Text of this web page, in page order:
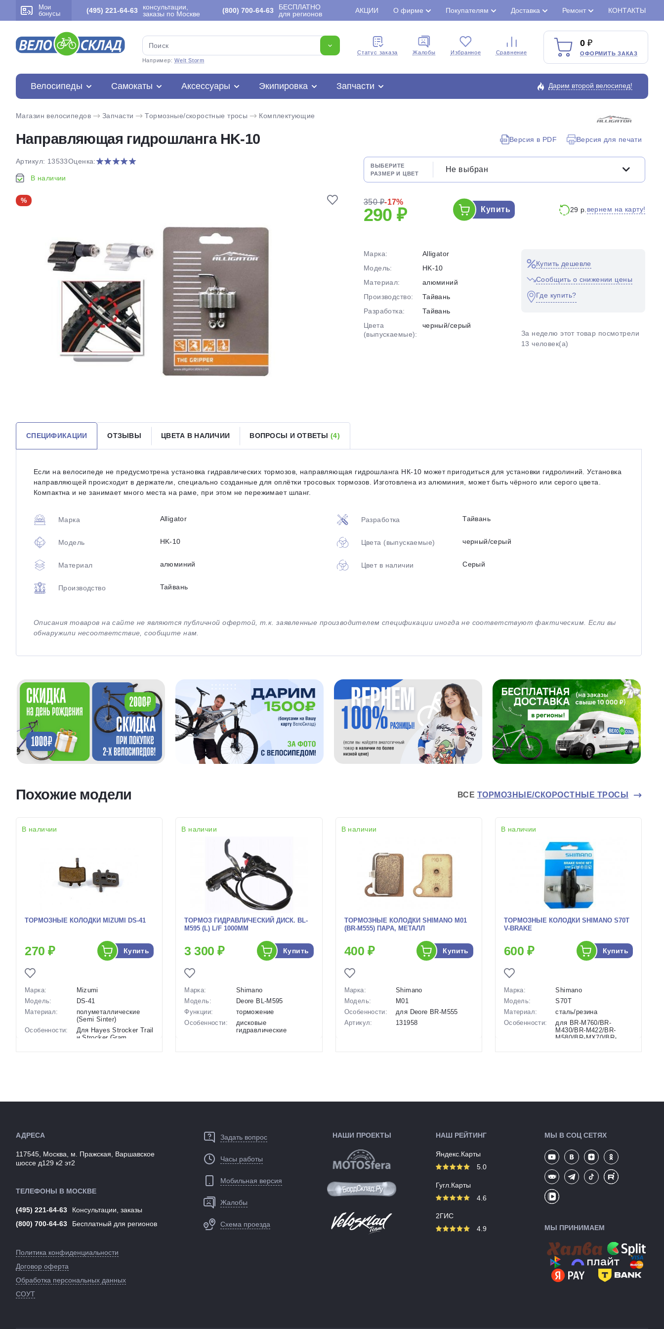
Мои
бонусы
(495) 221-64-63
консультации,
заказы по Москве
(800) 700-64-63
БЕСПЛАТНО
для регионов
АКЦИИ О фирме Покупателям Доставка Ремонт КОНТАКТЫ
Например:Welt Storm
Cтатус заказа Жалобы Избранное Сравнение
0
ОФОРМИТЬ ЗАКАЗ
Велосипеды Самокаты Аксессуары Экипировка Запчасти Дарим второй велосипед!
Магазин велосипедов Запчасти Тормозные/скоростные тросы Комплектующие
Направляющая гидрошланга HK-10 Версия в PDF Версия для печати
Артикул: 13533Оценка:
В наличии
%
ВЫБЕРИТЕ
РАЗМЕР И ЦВЕТ
Не выбран
350 ₽-17%
290 ₽ Купить 29 р. вернем на карту!
Марка:
Alligator
Модель:
HK-10
Материал:
алюминий
Производство:
Тайвань
Разработка:
Тайвань
Цвета
(выпускаемые):
черный/серый
Купить дешевле
Сообщить о снижении цены
Где купить?
За неделю этот товар посмотрели
13 человек(а)
СПЕЦИФИКАЦИИ ОТЗЫВЫ ЦВЕТА В НАЛИЧИИ ВОПРОСЫ И ОТВЕТЫ(4)
Если на велосипеде не предусмотрена установка гидравлических тормозов, направляющая гидрошланга НК-10 может пригодиться для установки гидролиний. Установка
направляющей происходит в держатели, специально созданные для оплётки тросовых тормозов. Изготовлена из алюминия, может быть чёрного или серого цвета.
Компактна и не занимает много места на раме, при этом не пережимает шланг.
Марка Alligator
Модель HK-10
Материал алюминий
Производство Тайвань
Разработка Тайвань
Цвета (выпускаемые) черный/серый
Цвет в наличии Серый
Описания товаров на сайте не являются публичной офертой, т.к. заявленные производителем спецификации иногда не соответствуют фактическим. Если вы
обнаружили несоответствие, сообщите нам.
Похожие модели ВСЕ ТОРМОЗНЫЕ/СКОРОСТНЫЕ ТРОСЫ
В наличии
ТОРМОЗНЫЕ КОЛОДКИ MIZUMI DS-41
270 ₽ Купить
Марка:
Mizumi
Модель:
DS-41
Материал:
полуметаллические
(Semi Sinter)
Особенности:
Для Hayes Strocker Trail
и Strocker Gram
В наличии
ТОРМОЗ ГИДРАВЛИЧЕСКИЙ ДИСК. BL-
M595 (L) L/F 1000ММ
3 300 ₽ Купить
Марка:
Shimano
Модель:
Deore BL-M595
Функции:
торможение
Особенности:
дисковые
гидравлические
В наличии
ТОРМОЗНЫЕ КОЛОДКИ SHIMANO M01
(BR-M555) ПАРА, МЕТАЛЛ
400 ₽ Купить
Марка:
Shimano
Модель:
M01
Особенности:
для Deore BR-M555
Артикул:
131958
В наличии
ТОРМОЗНЫЕ КОЛОДКИ SHIMANO S70T
V-BRAKE
600 ₽ Купить
Марка:
Shimano
Модель:
S70T
Материал:
сталь/резина
Особенности:
для BR-M760/BR-
M430/BR-M422/BR-
M580/BR-MX70/BR-
АДРЕСА
117545, Москва, м. Пражская, Варшавское
шоссе д129 к2 эт2
ТЕЛЕФОНЫ В МОСКВЕ
(495) 221-64-63
Консультации, заказы
(800) 700-64-63
Бесплатный для регионов
Политика конфиденциальности
Договор оферта
Обработка персональных данных
СОУТ
Задать вопрос
Часы работы
Мобильная версия
Жалобы
Схема проезда
НАШИ ПРОЕКТЫ НАШ РЕЙТИНГ
Яндекс.Карты
5.0
Гугл.Карты
4.6
2ГИС
4.9
МЫ В СОЦ СЕТЯХ
МЫ ПРИНИМАЕМ
без переплат
График платежей
в корзину
Оплачивайте сегодня только
Получайте товарвыбранный способом
с вашей картыпо25%каждые 2 недели
об оплате Плайтом
раз в 2 недели
8 800 302-02-51